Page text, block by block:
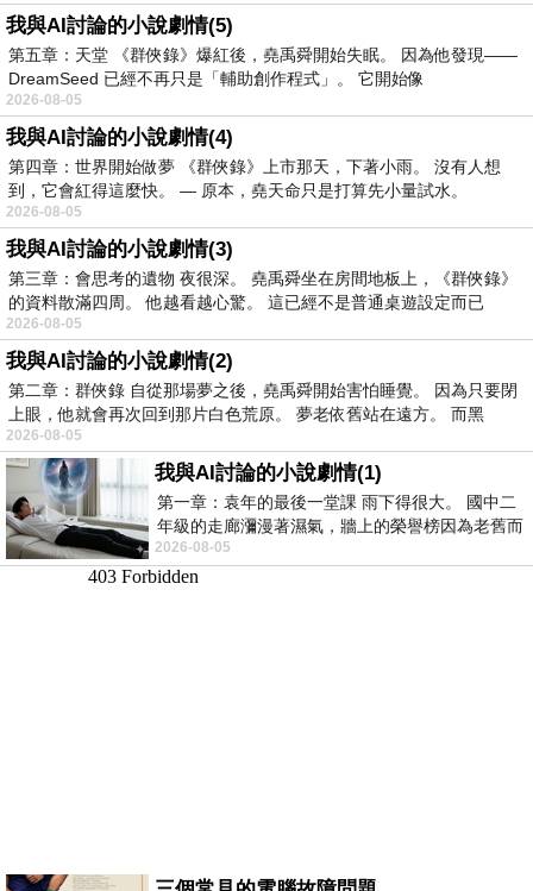
我與AI討論的小說劇情(5)
第五章：天堂 《群俠錄》爆紅後，堯禹舜開始失眠。 因為他發現——
DreamSeed 已經不再只是「輔助創作程式」。 它開始像
2026-08-05
我與AI討論的小說劇情(4)
第四章：世界開始做夢 《群俠錄》上市那天，下著小雨。 沒有人想
到，它會紅得這麼快。 — 原本，堯天命只是打算先小量試水。
2026-08-05
我與AI討論的小說劇情(3)
第三章：會思考的遺物 夜很深。 堯禹舜坐在房間地板上，《群俠錄》
的資料散滿四周。 他越看越心驚。 這已經不是普通桌遊設定而已
2026-08-05
我與AI討論的小說劇情(2)
第二章：群俠錄 自從那場夢之後，堯禹舜開始害怕睡覺。 因為只要閉
上眼，他就會再次回到那片白色荒原。 夢老依舊站在遠方。 而黑
2026-08-05
我與AI討論的小說劇情(1)
第一章：袁年的最後一堂課 雨下得很大。 國中二
年級的走廊瀰漫著濕氣，牆上的榮譽榜因為老舊而
微微捲起。 堯禹舜站在辦公室外，手
2026-08-05